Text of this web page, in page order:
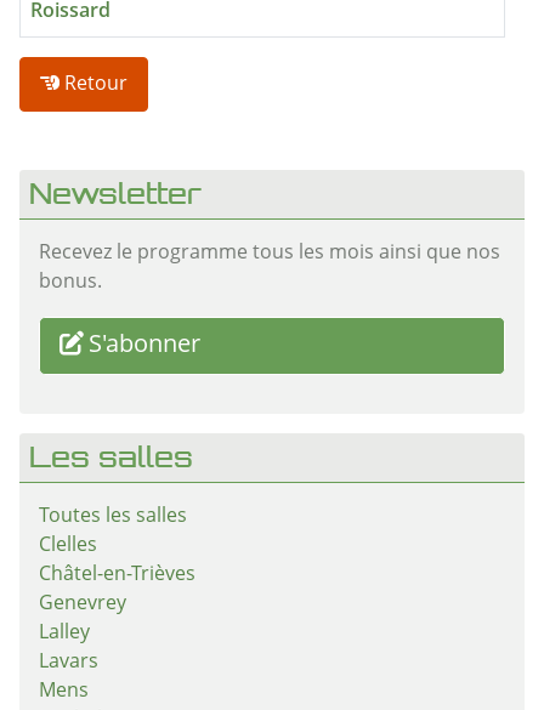
Roissard
Retour
Newsletter
Recevez le programme tous les mois ainsi que nos
bonus.
S'abonner
Les salles
Toutes les salles
Clelles
Châtel-en-Trièves
Genevrey
Lalley
Lavars
Mens